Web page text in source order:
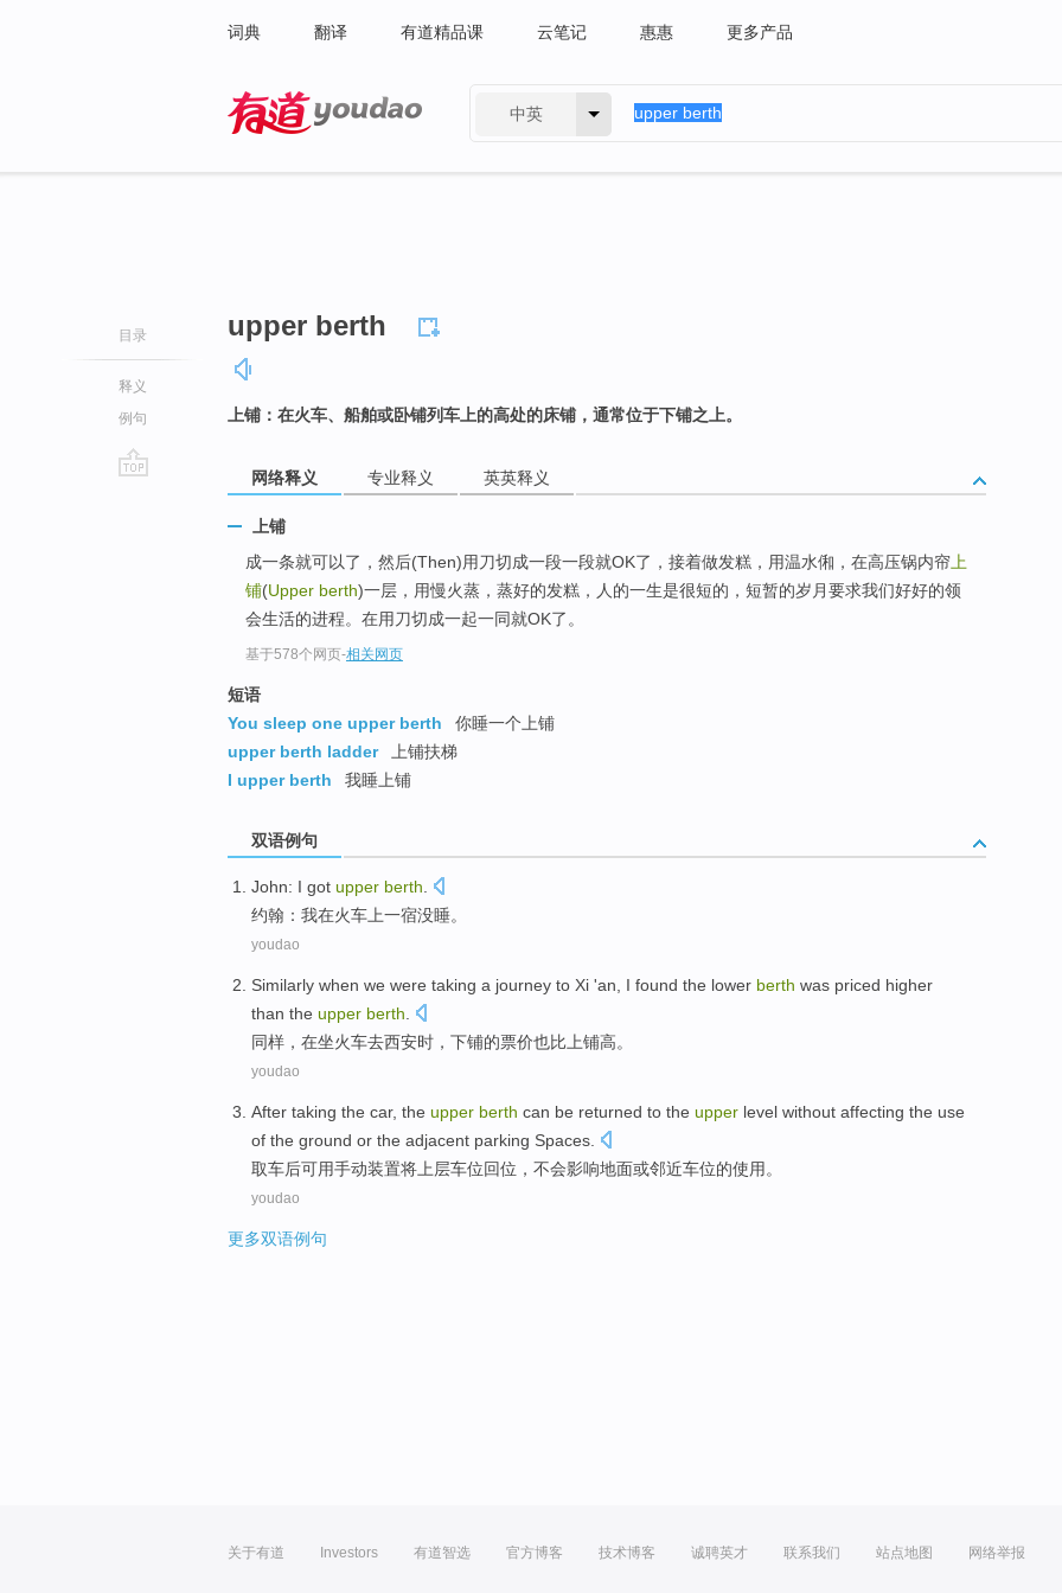
词典 翻译 有道精品课 云笔记 惠惠 更多产品
中英
目录
释义
例句
upper berth
上铺：在火车、船舶或卧铺列车上的高处的床铺，通常位于下铺之上。
网络释义 专业释义 英英释义
上铺
成一条就可以了，然后(Then)用刀切成一段一段就OK了，接着做发糕，用温水俰，在高压锅内帘 上
铺(Upper berth)一层，用慢火蒸，蒸好的发糕，人的一生是很短的，短暂的岁月要求我们好好的领
会生活的进程。在用刀切成一起一同就OK了。
基于578个网页-相关网页
短语
You sleep one upper berth
你睡一个上铺
upper berth ladder
上铺扶梯
I upper berth
我睡上铺
双语例句
John: I got upper berth.
约翰 ： 我在火车上一宿没睡。
youdao
Similarly when we were taking a journey to Xi 'an , I found the lower berth was priced higher
than the upper berth
同样 ，在坐火车去西安时 ， 下铺的票价也比 上铺高。
youdao
After taking the car, the upper berth can be returned to the upper level without affecting the use
of the ground or the adjacent parking Spaces.
取车后可用手动装置将 上层车位回位， 不会影响地面或邻近车位的使用 。
youdao
更多双语例句
关于有道 Investors 有道智选 官方博客 技术博客 诚聘英才 联系我们 站点地图 网络举报